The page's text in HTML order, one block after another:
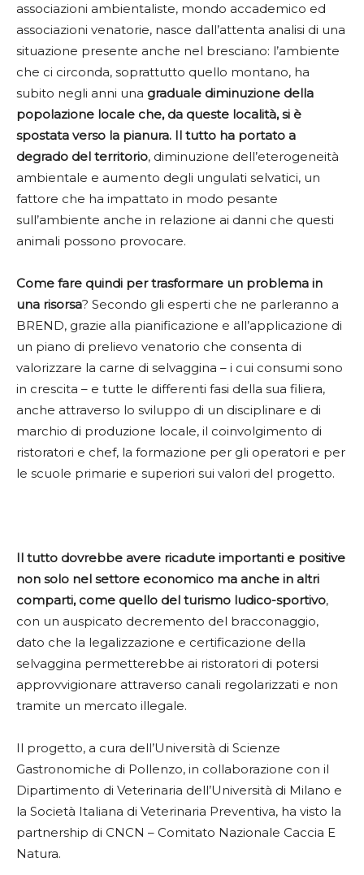
associazioni ambientaliste, mondo accademico ed
associazioni venatorie, nasce dall’attenta analisi di una
situazione presente anche nel bresciano: l’ambiente
che ci circonda, soprattutto quello montano, ha
subito negli anni una graduale diminuzione della
popolazione locale che, da queste località, si è
spostata verso la pianura. Il tutto ha portato a
degrado del territorio, diminuzione dell’eterogeneità
ambientale e aumento degli ungulati selvatici, un
fattore che ha impattato in modo pesante
sull’ambiente anche in relazione ai danni che questi
animali possono provocare.
Come fare quindi per trasformare un problema in
una risorsa? Secondo gli esperti che ne parleranno a
BREND, grazie alla pianificazione e all’applicazione di
un piano di prelievo venatorio che consenta di
valorizzare la carne di selvaggina – i cui consumi sono
in crescita – e tutte le differenti fasi della sua filiera,
anche attraverso lo sviluppo di un disciplinare e di
marchio di produzione locale, il coinvolgimento di
ristoratori e chef, la formazione per gli operatori e per
le scuole primarie e superiori sui valori del progetto.
Il tutto dovrebbe avere ricadute importanti e positive
non solo nel settore economico ma anche in altri
comparti, come quello del turismo ludico-sportivo,
con un auspicato decremento del bracconaggio,
dato che la legalizzazione e certificazione della
selvaggina permetterebbe ai ristoratori di potersi
approvvigionare attraverso canali regolarizzati e non
tramite un mercato illegale.
Il progetto, a cura dell’Università di Scienze
Gastronomiche di Pollenzo, in collaborazione con il
Dipartimento di Veterinaria dell’Università di Milano e
la Società Italiana di Veterinaria Preventiva, ha visto la
partnership di CNCN – Comitato Nazionale Caccia E
Natura.